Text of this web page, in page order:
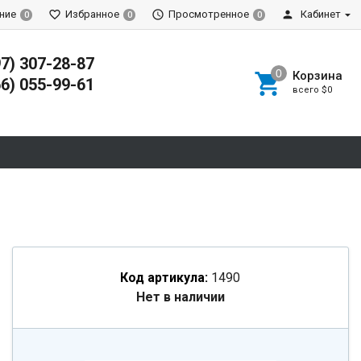
0 Избранное 0 Просмотренное 0 Кабинет
307-28-87
055-99-61
Корзина
всего $0
Код артикула: 1490
Нет в наличии